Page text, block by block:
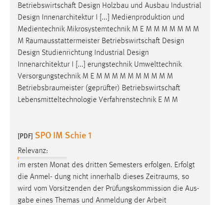
Betriebswirtschaft Design Holzbau und Ausbau Industrial
Design Innenarchitektur I [...] Medienproduktion und
Medientechnik Mikrosystemtechnik M E M M M M M M M
M Raumausstattermeister Betriebswirtschaft Design
Design Studienrichtung Industrial Design
Innenarchitektur I [...] erungstechnik Umwelttechnik
Versorgungstechnik M E M M M M M M M M M M
Betriebsbraumeister (geprüfter) Betriebswirtschaft
Lebensmitteltechnologie Verfahrenstechnik E M M
[PDF] SPO IM Schie 1
Relevanz:
im ersten Monat des dritten Semesters erfolgen. Erfolgt
die Anmel- dung nicht innerhalb dieses Zeitraums, so
wird vom Vorsitzenden der Prüfungskommission die Aus-
gabe eines Themas und Anmeldung der Arbeit